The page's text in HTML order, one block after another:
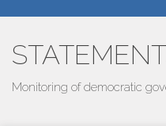
Monitoring of democratic